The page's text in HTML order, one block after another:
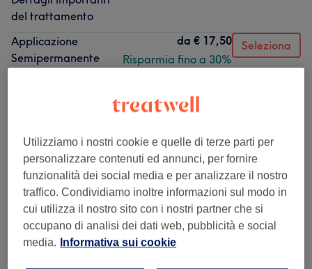
del trattamento
Applicazione
Semipermanente
da € 17,50
Risparmia fino a 30%
Seleziona
Smalto
Semipermanente
Mani
45 min
Dettagli importanti
del trattamento
da € 17,50
Risparmia fino a 30%
Seleziona
Utilizziamo i nostri cookie e quelle di terze parti per
personalizzare contenuti ed annunci, per fornire
funzionalità dei social media e per analizzare il nostro
traffico. Condividiamo inoltre informazioni sul modo in
cui utilizza il nostro sito con i nostri partner che si
occupano di analisi dei dati web, pubblicità e social
media. Informativa sui cookie